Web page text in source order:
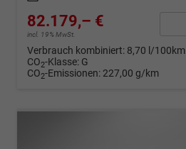
82.179,– €
incl. 19% MwSt.
Verbrauch kombiniert: 8,70 l/100km
CO2-Klasse: G
CO2-Emissionen: 227,00 g/km